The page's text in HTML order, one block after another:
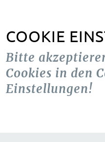
COOKIE
Bitte
Cookies in den
Einstellungen!